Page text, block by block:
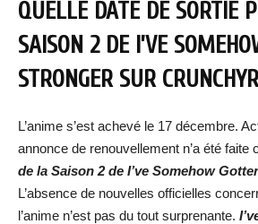
QUELLE DATE DE SORTIE
SAISON 2 DE I’VE
STRONGERSUR
L’anime s’est achevé le 17 décembre.
annonce de renouvellement n’a été faite
de la Saison 2 de I’ve Somehow
L’absence de nouvelles officielles
l’anime n’est pas du tout surprenante.